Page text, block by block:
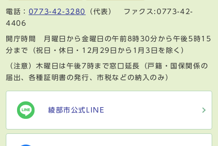
電話： 0773-42-3280
（代表） ファクス:0773-42-
4406
開庁時間 月曜日から金曜日の午前8時30分から午後5時15
分まで（祝日・休日・12月29日から1月3日を除く）
（注意）木曜日は午後7時まで窓口延長（戸籍・国保関係の
届出、各種証明書の発行、市税などの納入のみ）
綾部市公式LINE